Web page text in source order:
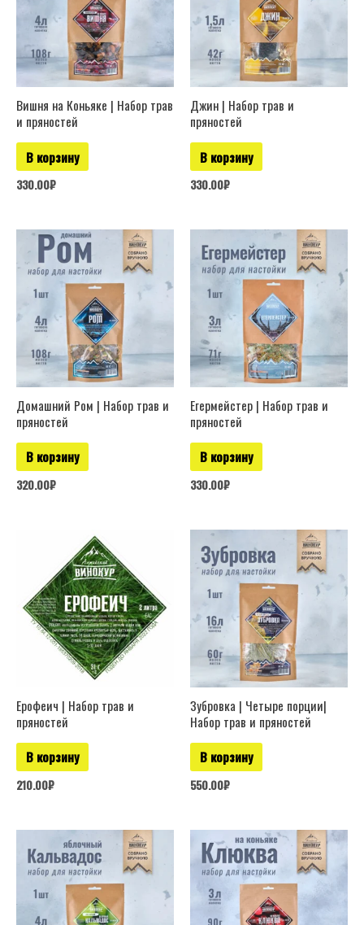
Вишня на Коньяке | Набор трав
и пряностей
В корзину
330.00₽
Джин | Набор трав и
пряностей
В корзину
330.00₽
Домашний Ром | Набор трав и
пряностей
В корзину
320.00₽
Егермейстер | Набор трав и
пряностей
В корзину
330.00₽
Ерофеич | Набор трав и
пряностей
В корзину
210.00₽
Зубровка | Четыре порции|
Набор трав и пряностей
В корзину
550.00₽